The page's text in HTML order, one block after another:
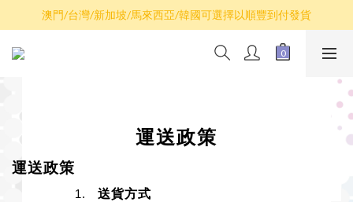
散卡買滿$100包平郵，全部產品買滿$800包順豐(香港境內)
澳門/台灣/新加坡/馬來西亞/韓國可選擇以順豐到付發貨
散卡買滿$100包平郵，全部產品買滿$800包順豐(香港境內)
運送政策
運送政策
送貨方式